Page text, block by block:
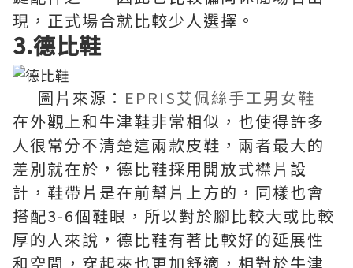
現，正式場合就比較少人選擇。
3.德比鞋
圖片來源： EPRIS艾佩絲手工男女鞋
在外觀上和牛津鞋非常相似，也使得許多
人很常分不清楚這兩款皮鞋，兩者最大的
差別就在於，德比鞋採用開放式襟片設
計，鞋帶片是在前幫片上方的，同樣也會
搭配3-6個鞋眼，所以對於腳比較大或比較
厚的人來說，德比鞋有著比較好的延展性
和空間，穿起來也更加舒適，相對於牛津